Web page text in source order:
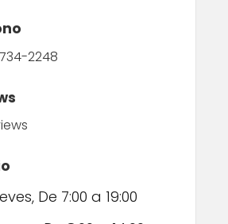
2248
De 7:00 a 19:00